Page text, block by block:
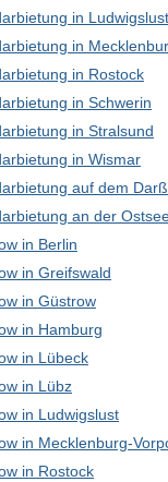
in Ludwigslust
in
in Rostock
in Schwerin
in Stralsund
in Wismar
auf dem Darß
an der
in Berlin
in Greifswald
in Güstrow
in Hamburg
in Lübeck
in Lübz
in Ludwigslust
in Mecklenburg-
in Rostock